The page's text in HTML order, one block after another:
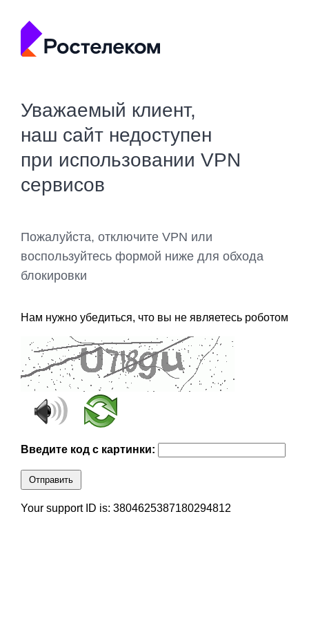
Уважаемый клиент,
наш сайт недоступен
при использовании VPN
сервисов
Пожалуйста, отключите VPN или
воспользуйтесь формой ниже для обхода
блокировки
Нам нужно убедиться, что вы не являетесь роботом
Введите код с картинки:
Отправить
Your support ID is: 3804625387180294812